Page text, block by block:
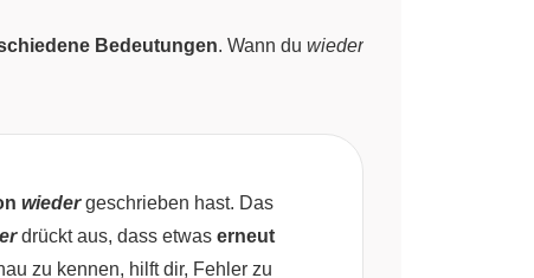
Bedeutungen. Wann du wieder
wiedergeschrieben hast. Das
drückt aus, dass etwas erneut
zu kennen, hilft dir, Fehler zu